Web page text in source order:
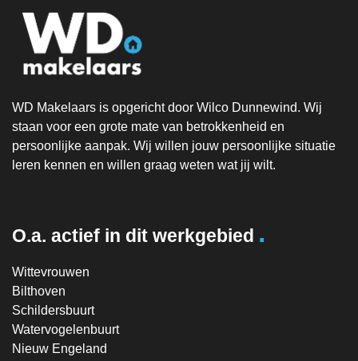
WD Makelaars is opgericht door Wilco Dunnewind. Wij
staan voor een grote mate van betrokkenheid en
persoonlijke aanpak. Wij willen jouw persoonlijke situatie
leren kennen en willen graag weten wat jij wilt.
O.a. actief in dit werkgebied .
Wittevrouwen
Bilthoven
Schildersbuurt
Watervogelenbuurt
Nieuw Engeland